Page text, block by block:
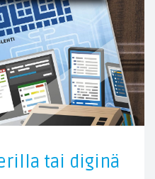
tai diginä